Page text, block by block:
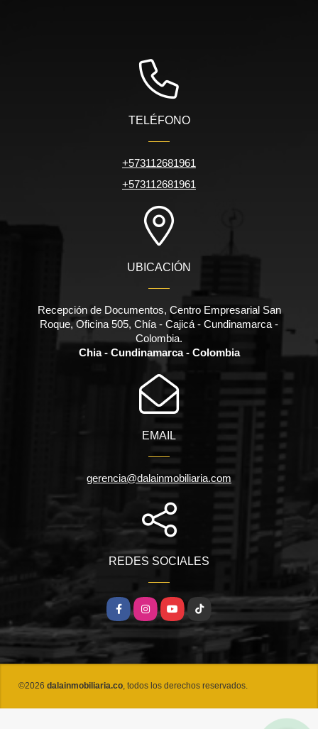
TELÉFONO
+573112681961
+573112681961
UBICACIÓN
Recepción de Documentos, Centro Empresarial San
Roque, Oficina 505, Chía - Cajicá - Cundinamarca -
Colombia.
Chia - Cundinamarca - Colombia
EMAIL
gerencia@dalainmobiliaria.com
REDES SOCIALES
FacebookInstagramYouTube
TikTok
©2026 dalainmobiliaria.co, todos los derechos reservados.